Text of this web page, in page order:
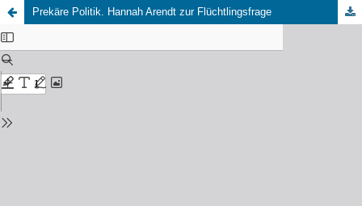
Prekäre Politik. Hannah Arendt zur Flüchtlingsfrage